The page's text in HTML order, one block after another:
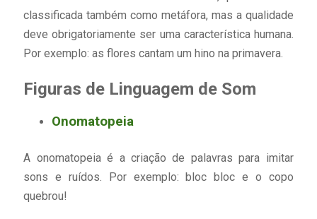
classificada também como metáfora, mas a qualidade
deve obrigatoriamente ser uma característica humana.
Por exemplo: as flores cantam um hino na primavera.
Figuras de Linguagem de Som
Onomatopeia
A onomatopeia é a criação de palavras para imitar
sons e ruídos. Por exemplo: bloc bloc e o copo
quebrou!